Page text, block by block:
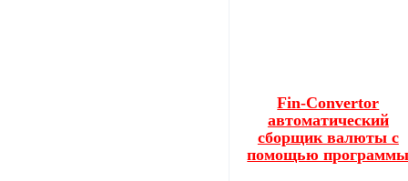
Fin-Convertor
автоматический
сборщик валюты с
помощью